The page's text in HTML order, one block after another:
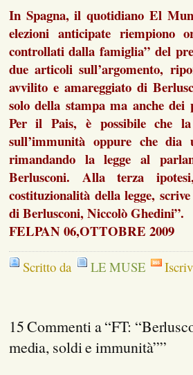
In Spagna, il quotidiano El
elezioni anticipate
controllati dalla famiglia” del
due articoli sull’argomento,
avvilito e amareggiato di
solo della stampa ma anche dei
Per il Pais, è possibile che
sull’immunità oppure che dia
rimandando la legge al
Berlusconi. Alla terza
costituzionalità della legge,
di Berlusconi, Niccolò Ghedini”.
FELPAN 06,OTTOBRE 2009
Scritto da LE MUSE
15 Commenti a “FT:
media, soldi e immunità””